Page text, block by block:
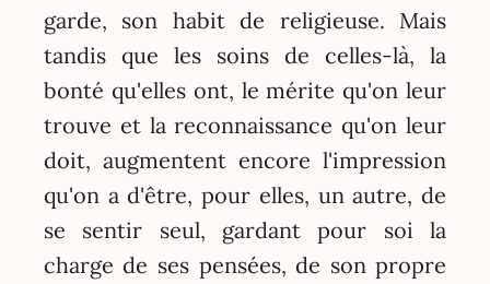
garde, son habit de religieuse. Mais
tandis que les soins de celles-là, la
bonté qu'elles ont, le mérite qu'on leur
trouve et la reconnaissance qu'on leur
doit, augmentent encore l'impression
qu'on a d'être, pour elles, un autre, de
se sentir seul, gardant pour soi la
charge de ses pensées, de son propre